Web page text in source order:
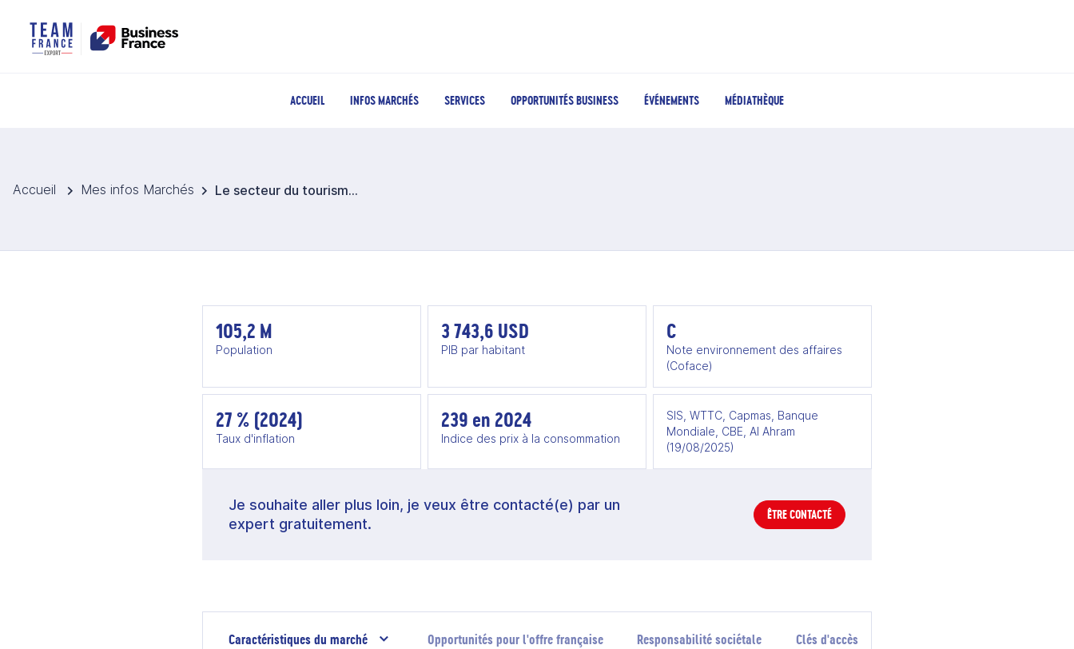
ACCUEIL INFOS MARCHÉS SERVICES OPPORTUNITÉS BUSINESS ÉVÉNEMENTS MÉDIATHÈQUE
Accueil Mes infos Marchés Le secteur du tourisme et des loisirs en Egypte
105,2 M
Population
3 743,6 USD
PIB par habitant
C
Note environnement des affaires
(Coface)
27 % (2024)
Taux d'inflation
239 en 2024
Indice des prix à la consommation
SIS, WTTC, Capmas, Banque
Mondiale, CBE, Al Ahram
(19/08/2025)
Je souhaite aller plus loin, je veux être contacté(e) par un
expert gratuitement.
ÊTRE CONTACTÉ
Caractéristiques du marché Opportunités pour l'offre française Responsabilité sociétale Clés d'accès